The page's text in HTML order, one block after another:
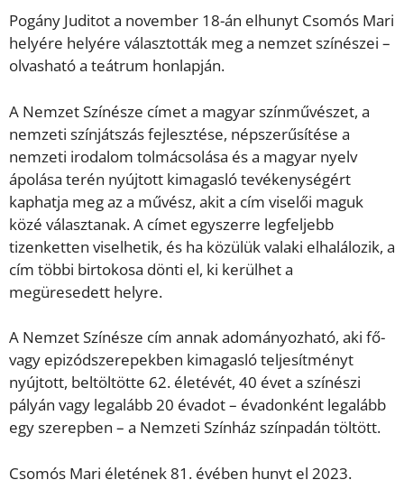
Pogány Juditot a november 18-án elhunyt Csomós Mari
helyére helyére választották meg a nemzet színészei –
olvasható a teátrum honlapján.
A Nemzet Színésze címet a magyar színművészet, a
nemzeti színjátszás fejlesztése, népszerűsítése a
nemzeti irodalom tolmácsolása és a magyar nyelv
ápolása terén nyújtott kimagasló tevékenységért
kaphatja meg az a művész, akit a cím viselői maguk
közé választanak. A címet egyszerre legfeljebb
tizenketten viselhetik, és ha közülük valaki elhalálozik, a
cím többi birtokosa dönti el, ki kerülhet a
megüresedett helyre.
A Nemzet Színésze cím annak adományozható, aki fő-
vagy epizódszerepekben kimagasló teljesítményt
nyújtott, beltöltötte 62. életévét, 40 évet a színészi
pályán vagy legalább 20 évadot – évadonként legalább
egy szerepben – a Nemzeti Színház színpadán töltött.
Csomós Mari életének 81. évében hunyt el 2023.